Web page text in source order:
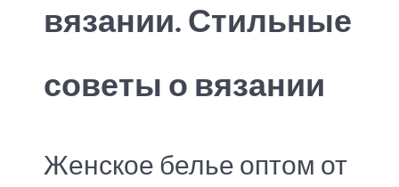
вязании. Стильные
советы о вязании
Женское белье оптом от